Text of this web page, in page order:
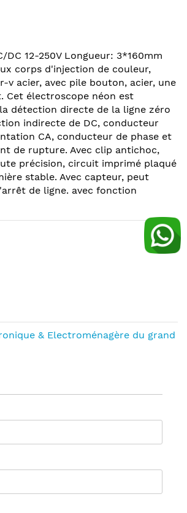
DC 12-250V Longueur: 3*160mm
corps d'injection de couleur,
v acier, avec pile bouton, acier, une
Cet électroscope néon est
détection directe de la ligne zéro
indirecte de DC, conducteur
CA, conducteur de phase et
de rupture. Avec clip antichoc,
précision, circuit imprimé plaqué
stable. Avec capteur, peut
de ligne. avec fonction
& Electroménagère du grand